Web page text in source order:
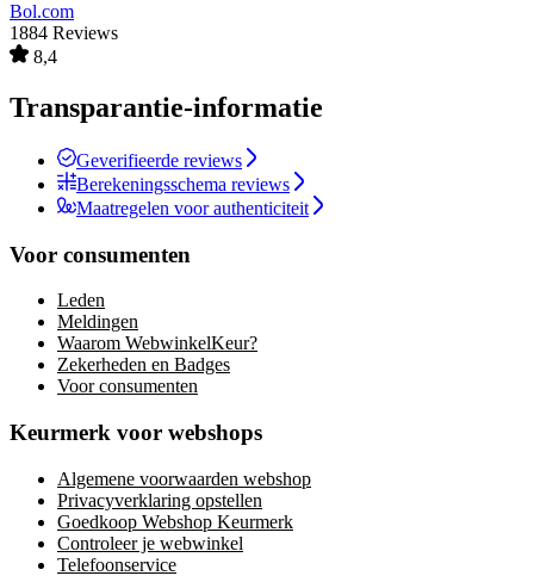
Bol.com
1884 Reviews
8,4
Transparantie-informatie
Geverifieerde reviews
Berekeningsschema reviews
Maatregelen voor authenticiteit
Voor consumenten
Leden
Meldingen
Waarom WebwinkelKeur?
Zekerheden en Badges
Voor consumenten
Keurmerk voor webshops
Algemene voorwaarden webshop
Privacyverklaring opstellen
Goedkoop Webshop Keurmerk
Controleer je webwinkel
Telefoonservice